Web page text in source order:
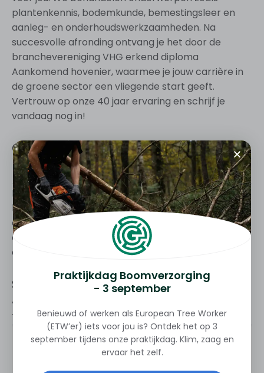
plantenkennis, bodemkunde, bemestingsleer en
aanleg- en onderhoudswerkzaamheden. Na
succesvolle afronding ontvang je het door de
branchevereniging VHG erkend diploma
Aankomend hovenier, waarmee je jouw carrière in
de groene sector een vliegende start geeft.
Vertrouw op onze 40 jaar ervaring en schrijf je
vandaag nog in!
Opleidingsdata
Datum is nog niet gepland voor deze cursus. Neem
Bij groepen is het ook mogelijk om deze cursus op
locatie te geven (incompany). Tevens kan deze
cursus aangepast worden aan uw wensen. Neem
contact met ons op voor meer informatie of voor
een vrijblijvende offerte.
Specificaties
Alles wat je wilt weten over VHG brancheopleiding
– Aankomend hovenier Baarn.
Doel van de cursus
Praktijkdag Boomverzorging
- 3 september
Benieuwd of werken als European Tree Worker
(ETW’er) iets voor jou is? Ontdek het op 3
september tijdens onze praktijkdag. Klim, zaag en
ervaar het zelf.